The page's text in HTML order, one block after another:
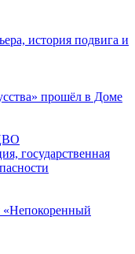
история подвига и
прошёл в Доме
государственная
«Непокоренный